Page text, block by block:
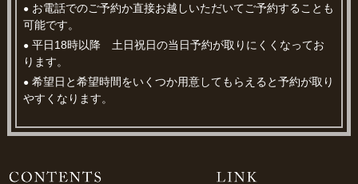
● お電話でのご予約か直接お越しいただいてご予約することも
可能です。
● 平日18時以降 土日祝日の当日予約が取りにくくなってお
ります。
● 希望日と希望時間をいくつか用意してもらえると予約が取り
やすくなります。